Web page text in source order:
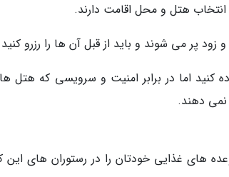
هتل و محل اقامت دارند.
پر می شوند و باید از قبل آن ها را رزرو
کنید اما در برابر امنیت و سرویسی که هتل
نمی دهند.
های غذایی خودتان را در رستوران های این